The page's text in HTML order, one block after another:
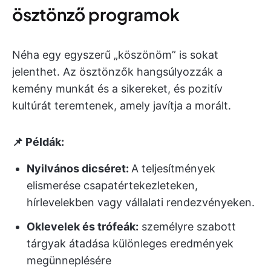
ösztönző programok
Néha egy egyszerű „köszönöm” is sokat
jelenthet. Az ösztönzők hangsúlyozzák a
kemény munkát és a sikereket, és pozitív
kultúrát teremtenek, amely javítja a morált.
📌 Példák:
Nyilvános dicséret: A teljesítmények
elismerése csapatértekezleteken,
hírlevelekben vagy vállalati rendezvényeken.
Oklevelek és trófeák: személyre szabott
tárgyak átadása különleges eredmények
megünneplésére